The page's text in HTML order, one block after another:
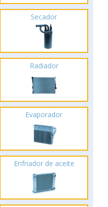
Secador
Radiador
Evaporador
Enfriador de aceite